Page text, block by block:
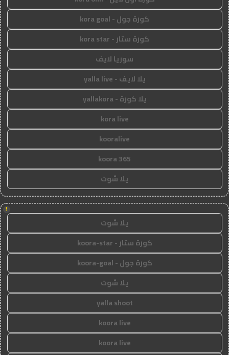
كورة جول - kora goal
كورة ستار - kora star
سوريا لايف
يلا لايف - yalla live
يلا كورة - yallakora
kora live
kooralive
koora 365
يلا شوت
!
يلا شوت
كورة ستار - koora-star
كورة جول - koora-goal
يلا شوت
yalla shoot
koora live
koora live